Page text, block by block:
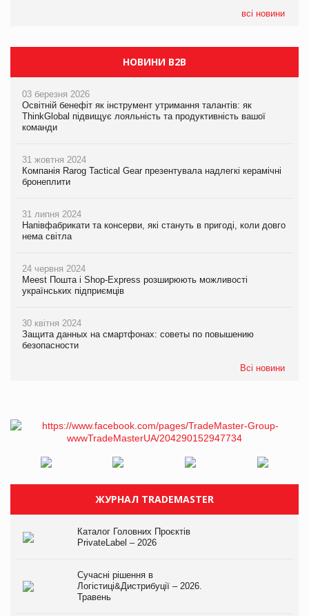
всі новини
НОВИНИ B2B
03 березня 2026
Освітній бенефіт як інструмент утримання талантів: як
ThinkGlobal підвищує лояльність та продуктивність вашої
команди
31 жовтня 2024
Компанія Rarog Tactical Gear презентувала надлегкі керамічні
бронеплити
31 липня 2024
Напівфабрикати та консерви, які стануть в пригоді, коли довго
нема світла
24 червня 2024
Meest Пошта і Shop-Express розширюють можливості
українських підприємців
30 квітня 2024
Защита данных на смартфонах: советы по повышению
безопасности
Всі новини
ЖУРНАЛ TRADEMASTER
Каталог Головних Проєктів
PrivateLabel – 2026
Сучасні рішення в
Логістиці&Дистрибуції – 2026.
Травень